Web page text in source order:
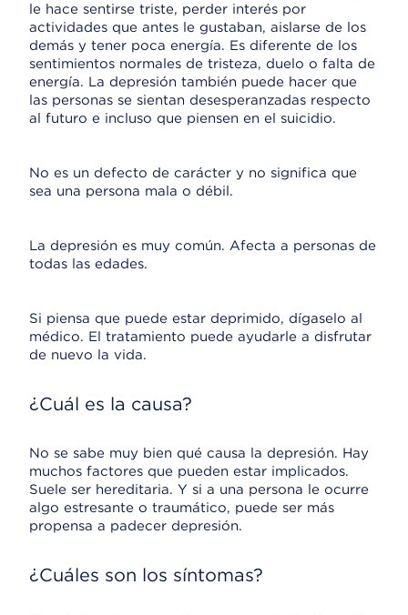
le hace sentirse triste, perder interés por
actividades que antes le gustaban, aislarse de los
demás y tener poca energía. Es diferente de los
sentimientos normales de tristeza, duelo o falta de
energía. La depresión también puede hacer que
las personas se sientan desesperanzadas respecto
al futuro e incluso que piensen en el suicidio.
No es un defecto de carácter y no significa que
sea una persona mala o débil.
La depresión es muy común. Afecta a personas de
todas las edades.
Si piensa que puede estar deprimido, dígaselo al
médico. El tratamiento puede ayudarle a disfrutar
de nuevo la vida.
¿Cuál es la causa?
No se sabe muy bien qué causa la depresión. Hay
muchos factores que pueden estar implicados.
Suele ser hereditaria. Y si a una persona le ocurre
algo estresante o traumático, puede ser más
propensa a padecer depresión.
¿Cuáles son los síntomas?